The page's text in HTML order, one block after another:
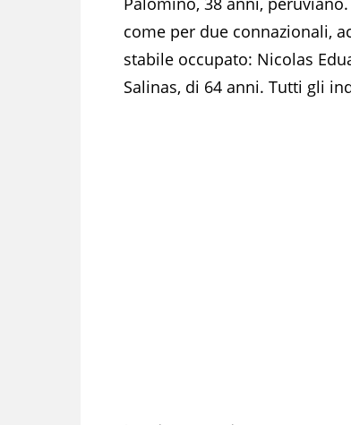
come per due connazionali,
stabile occupato: Nicolas
Salinas, di 64 anni. Tutti gli